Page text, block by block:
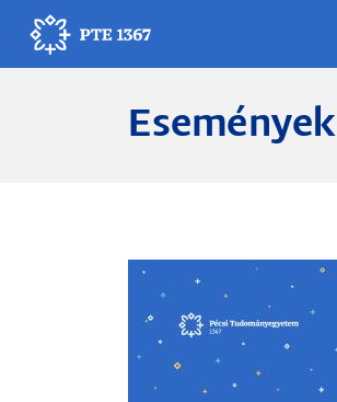
tartalomra
Egyetemünk
Egyetemi élet
Események